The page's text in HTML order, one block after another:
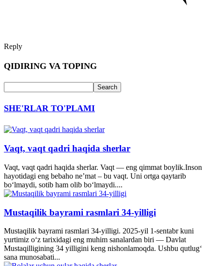
Reply
QIDIRING VA TOPING
SHE'RLAR TO'PLAMI
Vaqt, vaqt qadri haqida sherlar
Vaqt, vaqt qadri haqida sherlar. Vaqt — eng qimmat boylik.Inson
hayotidagi eng bebaho ne’mat – bu vaqt. Uni ortga qaytarib
bo‘lmaydi, sotib ham olib bo‘lmaydi....
Mustaqilik bayrami rasmlari 34-yilligi
Mustaqilik bayrami rasmlari 34-yilligi. 2025-yil 1-sentabr kuni
yurtimiz o‘z tarixidagi eng muhim sanalardan biri — Davlat
Mustaqilligining 34 yilligini keng nishonlamoqda. Ushbu qutlug‘
sana munosabati...